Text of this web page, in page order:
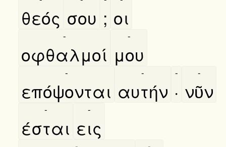
θεός σου ; οι
οφθαλμοί
-
μου
-
επόψονται
-
αυτήν
-
·
-
νῦν
-
έσται
-
εις
-